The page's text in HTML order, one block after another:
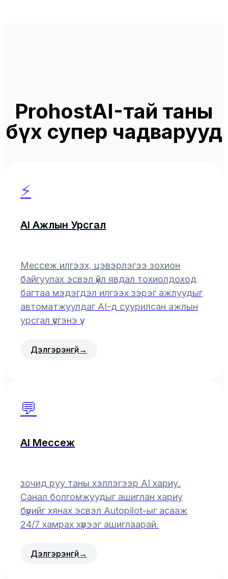
ProhostAI-тай таны
бүх супер чадварууд
⚡
AI Ажлын Урсгал
Мессеж илгээх, цэвэрлэгээ зохион
байгуулах эсвэл үйл явдал тохиолдоход
багтаа мэдэгдэл илгээх зэрэг ажлуудыг
автоматжуулдаг AI-д суурилсан ажлын
урсгал үүсгэнэ үү.
Дэлгэрэнгүй →
💬
AI Мессеж
зочид руу таны хэллэгээр AI хариу.
Санал болгомжуудыг ашиглан хариу
бүрийг хянах эсвэл Autopilot-ыг асааж
24/7 хамрах хүрээг ашиглаарай.
Дэлгэрэнгүй →